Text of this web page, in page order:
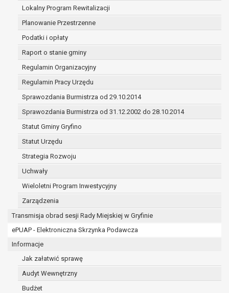
Lokalny Program Rewitalizacji
Planowanie Przestrzenne
Podatki i opłaty
Raport o stanie gminy
Regulamin Organizacyjny
Regulamin Pracy Urzędu
Sprawozdania Burmistrza od 29.10.2014
Sprawozdania Burmistrza od 31.12.2002 do 28.10.2014
Statut Gminy Gryfino
Statut Urzędu
Strategia Rozwoju
Uchwały
Wieloletni Program Inwestycyjny
Zarządzenia
Transmisja obrad sesji Rady Miejskiej w Gryfinie
ePUAP - Elektroniczna Skrzynka Podawcza
Informacje
Jak załatwić sprawę
Audyt Wewnętrzny
Budżet
(merytorycznych), a także obowiązków i
zadań zleconych przez instytucje
nadrzędne wobec Gminy;
zawarcia i realizacji umów;
ochrony żywotnych interesów osoby, której
dane dotyczą, lub innej osoby fizycznej;
wykonania zadania realizowanego w
interesie publicznym lub w ramach
sprawowania władzy publicznej
powierzonej administratorowi;
w pozostałych przypadkach dane osobowe
przetwarzane są wyłącznie na podstawie
wcześniej udzielonej zgody w zakresie i celu
określonym w treści zgody.
W związku z przetwarzaniem danych w celu
wskazanym w pkt. 3, dane osobowe mogą być
udostępniane innym upoważnionym odbiorcom lub
kategoriom odbiorców danych osobowych.
Odbiorcami mogą być:
podmioty, które przetwarzają dane
osobowe w imieniu administratora na
osobowych;
podmioty upoważnione do odbioru danych